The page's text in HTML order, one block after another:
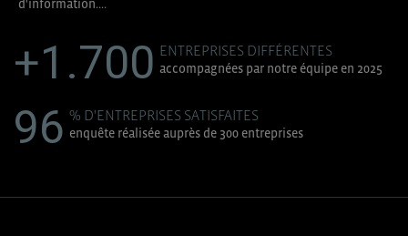
d'information....
+1.700 ENTREPRISES DIFFÉRENTES
accompagnées par notre équipe en 2025
96 % D'ENTREPRISES SATISFAITES
enquête réalisée auprès de 300 entreprises